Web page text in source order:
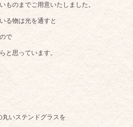
ものまでご用意いたしました。
る物は光を通すと
で
と思っています。
いステンドグラスを